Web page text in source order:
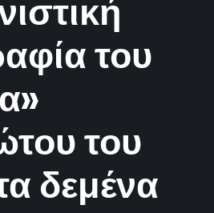
του
του
δεμένα